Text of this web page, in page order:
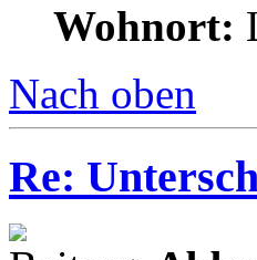
Wohnort:
Nach oben
Re: